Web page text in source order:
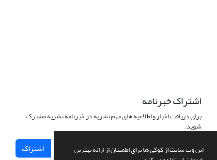
این وب سایت از کوکی ها برای اطمینان از ارائه بهترین
اشتراک خبرنامه
برای دریافت اخبار و اطلاعیه های مهم نشریه در خبرنامه نشریه مشترک
شوید.
اشتراک